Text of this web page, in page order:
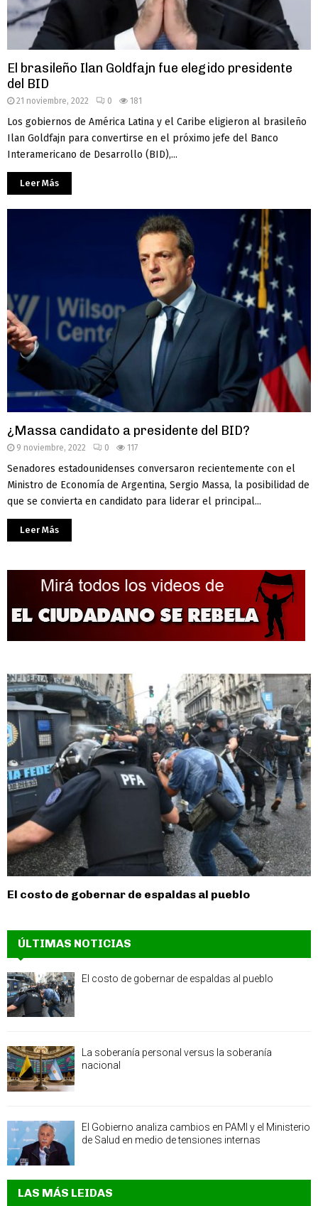
El brasileño Ilan Goldfajn fue elegido presidente
del BID
21 noviembre, 2022 0 181
Los gobiernos de América Latina y el Caribe eligieron al brasileño
Ilan Goldfajn para convertirse en el próximo jefe del Banco
Interamericano de Desarrollo (BID),...
Leer Más
¿Massa candidato a presidente del BID?
9 noviembre, 2022 0 117
Senadores estadounidenses conversaron recientemente con el
Ministro de Economía de Argentina, Sergio Massa, la posibilidad de
que se convierta en candidato para liderar el principal...
Leer Más
El costo de gobernar de espaldas al pueblo
ÚLTIMAS NOTICIAS
El costo de gobernar de espaldas al pueblo
La soberanía personal versus la soberanía
nacional
El Gobierno analiza cambios en PAMI y el Ministerio
de Salud en medio de tensiones internas
LAS MÁS LEIDAS